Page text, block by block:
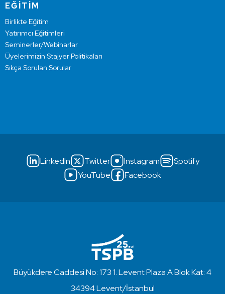
EĞİTİM
Birlikte Eğitim
Yatırımcı Eğitimleri
Seminerler/Webinarlar
Üyelerimizin Stajyer Politikaları
Sıkça Sorulan Sorular
LinkedIn Twitter Instagram
Spotify
YouTube
Facebook
Büyükdere Caddesi No: 173 1. Levent Plaza A Blok Kat: 4
34394 Levent/İstanbul